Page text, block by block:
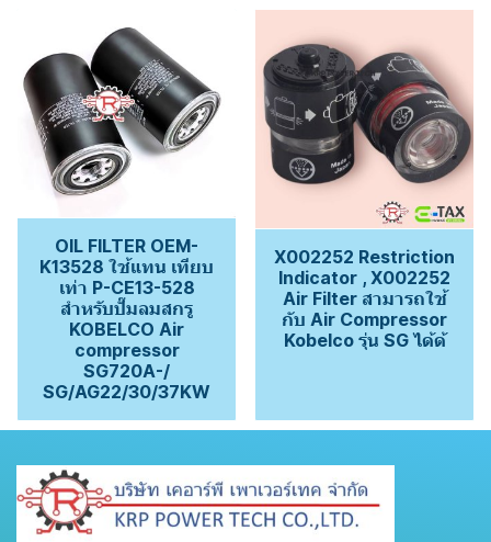
OIL FILTER OEM-
K13528 ใช้แทน เทียบ
เท่า P-CE13-528
สำหรับปั๊มลมสกรู
KOBELCO Air
compressor
SG720A-/
SG/AG22/30/37KW
X002252 Restriction
Indicator , X002252
Air Filter สามารถใช้
กับ Air Compressor
Kobelco รุ่น SG ได้ด้